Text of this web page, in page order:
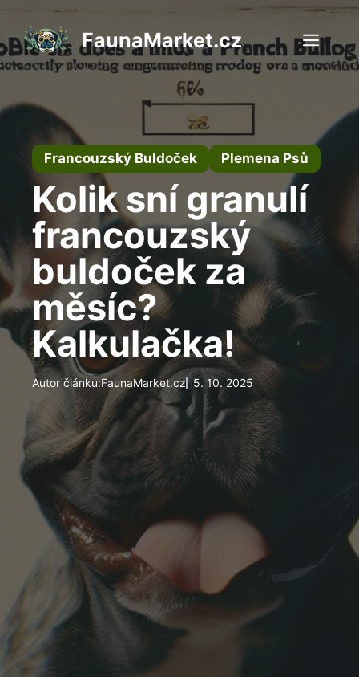
Přeskočit
obsah
FaunaMarket.cz
Francouzský Buldoček Plemena Psů
Kolik sní granulí
francouzský
buldoček za
měsíc?
Kalkulačka!
Autor článku:FaunaMarket.cz 5. 10. 2025